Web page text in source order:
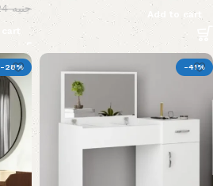
Add to cart جنيه9,624
-41%
-28%